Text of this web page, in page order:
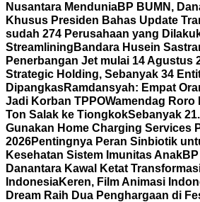
Nusantara MenduniaBP BUMN,
Khusus Presiden Bahas Update
sudah 274 Perusahaan yang
Streamlining Bandara Husein
Penerbangan Jet mulai 14 Agustus
Strategic Holding, Sebanyak 34
DipangkasRamdansyah: Empat
Jadi Korban TPPOWamendag Roro
Ton Salak ke TiongkokSebanyak
Gunakan Home Charging Services
2026Pentingnya Peran Sinbiotik
Kesehatan Sistem Imunitas Anak
Danantara Kawal Ketat
IndonesiaKeren, Film Animasi
Dream Raih Dua Penghargaan di